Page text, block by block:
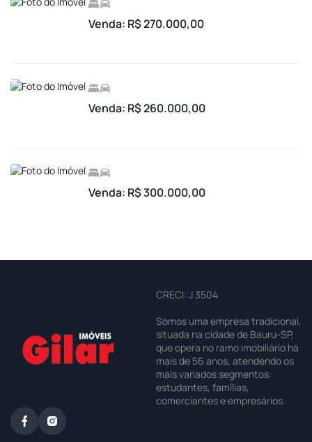
Venda: R$ 270.000,00
Venda: R$ 260.000,00
Venda: R$ 300.000,00
CRECI: J 3504
Somos uma empresa tradicional,
situada na cidade de Bauru-SP,
que opera no ramo imobiliário há
mais de 56 anos, atendendo os
mais variados segmentos:
estudantes, famílias,
comerciantes e empresários.